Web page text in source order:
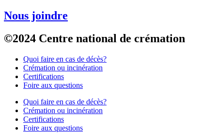
Nous joindre
©2024 Centre national de crémation
Quoi faire en cas de décès?
Crémation ou incinération
Certifications
Foire aux questions
Quoi faire en cas de décès?
Crémation ou incinération
Certifications
Foire aux questions